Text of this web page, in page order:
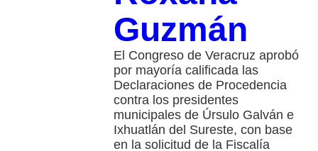
Guzmán
El Congreso de Veracruz aprobó
por mayoría calificada las
Declaraciones de Procedencia
contra los presidentes
municipales de Úrsulo Galván e
Ixhuatlán del Sureste, con base
en la solicitud de la Fiscalía